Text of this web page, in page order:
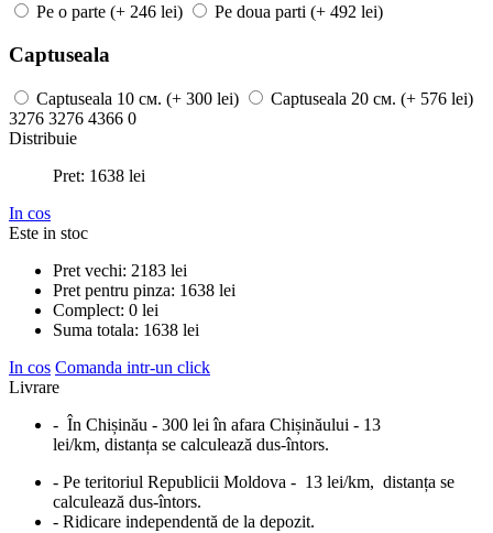
Pe o parte (+ 246 lei) Pe doua parti (+ 492 lei)
Captuseala
Captuseala 10 см. (+ 300 lei) Captuseala 20 см. (+ 576 lei)
3276 3276 4366 0
Distribuie
Pret: 1638 lei
In cos
Este in stoc
Pret vechi: 2183 lei
Pret pentru pinza: 1638 lei
Complect: 0 lei
Suma totala: 1638 lei
In cos Comanda intr-un click
Livrare
- În Chișinău - 300 lei în afara Chișinăului - 13
lei/km, distanța se calculează dus-întors.
- Pe teritoriul Republicii Moldova - 13 lei/km, distanța se
calculează dus-întors.
- Ridicare independentă de la depozit.